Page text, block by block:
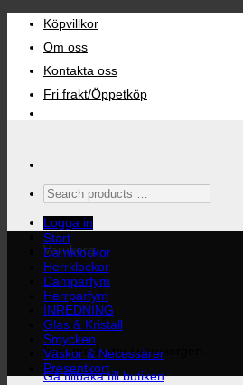
content
Köpvillkor
Om oss
Kontakta oss
Fri frakt/Öppetköp
Search
products
…Logga in
Varukorg
Inga produkter i varukorgen.
Gå tillbaka till butiken
Start
Damklockor
Herrklockor
Damparfym
Herrparfym
INREDNING
Glas & Kristall
Smycken
Väskor & Necessärer
Presentkort